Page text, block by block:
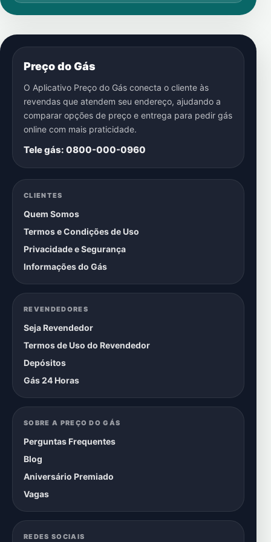
Preço do Gás
O Aplicativo Preço do Gás conecta o cliente às
revendas que atendem seu endereço, ajudando a
comparar opções de preço e entrega para pedir gás
online com mais praticidade.
Tele gás: 0800-000-0960
CLIENTES
Quem Somos
Termos e Condições de Uso
Privacidade e Segurança
Informações do Gás
REVENDEDORES
Seja Revendedor
Termos de Uso do Revendedor
Depósitos
Gás 24 Horas
SOBRE A PREÇO DO GÁS
Perguntas Frequentes
Blog
Aniversário Premiado
Vagas
REDES SOCIAIS